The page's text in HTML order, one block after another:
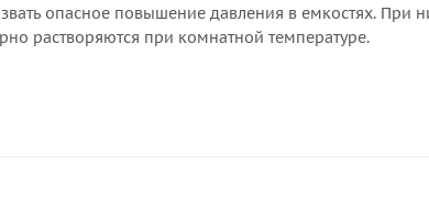
опасное повышение давления в емкостях. При
растворяются при комнатной температуре.